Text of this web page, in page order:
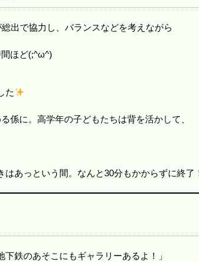
出で協力し、バランスなどを考えながら
ほど(;^ω^)
た
係に。高学年の子どもたちは背を活かして、
あっという間。なんと30分もかからずに終了
鉄のあそこにもギャラリーあるよ！」